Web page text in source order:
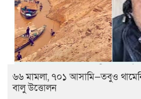
৬৬ মামলা, ৭০১ আসামি—তবুও
বালু উত্তোলন